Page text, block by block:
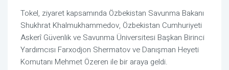
Tokel, ziyaret kapsamında Özbekistan Savunma Bakanı
Shukhrat Khalmukhammedov, Özbekistan Cumhuriyeti
Askerî Güvenlik ve Savunma Üniversitesi Başkan Birinci
Yardımcısı Farxodjon Shermatovve Danışman Heyeti
Komutanı Mehmet Özeren ile bir araya geldi.